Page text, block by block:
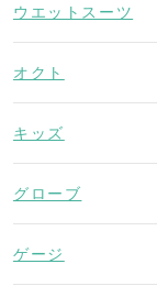
ウエットスーツ
オクト
キッズ
グローブ
ゲージ